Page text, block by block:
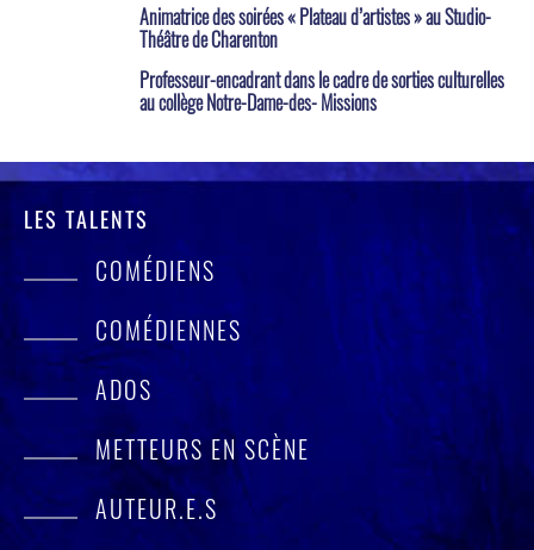
Animatrice des soirées « Plateau d’artistes » au Studio-
Théâtre de Charenton
Professeur-encadrant dans le cadre de sorties culturelles
au collège Notre-Dame-des- Missions
LES TALENTS
COMÉDIENS
COMÉDIENNES
ADOS
METTEURS EN SCÈNE
AUTEUR.E.S